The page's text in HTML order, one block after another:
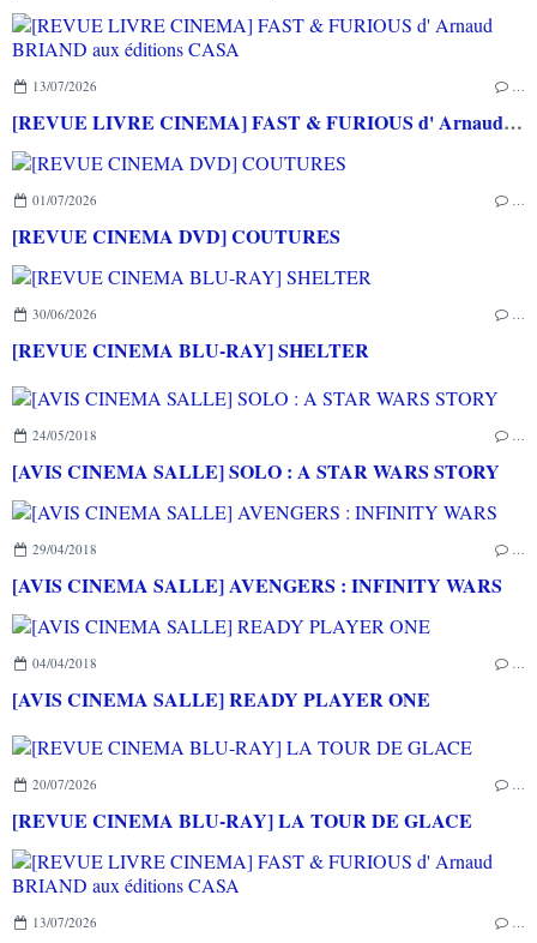
13/07/2026 …
[REVUE LIVRE CINEMA] FAST & FURIOUS d' Arnaud BRIAND aux éditions CASA
01/07/2026 …
[REVUE CINEMA DVD] COUTURES
30/06/2026 …
[REVUE CINEMA BLU-RAY] SHELTER
24/05/2018 …
[AVIS CINEMA SALLE] SOLO : A STAR WARS STORY
29/04/2018 …
[AVIS CINEMA SALLE] AVENGERS : INFINITY WARS
04/04/2018 …
[AVIS CINEMA SALLE] READY PLAYER ONE
20/07/2026 …
[REVUE CINEMA BLU-RAY] LA TOUR DE GLACE
13/07/2026 …